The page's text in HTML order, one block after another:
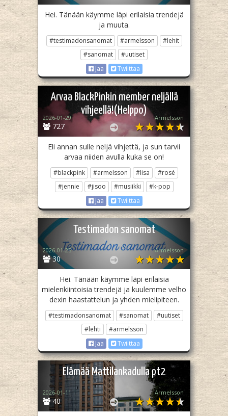
Hei. Tänään käymme läpi erilaisia trendejä
ja muuta.
#testimadonsanomat #armelsson
#lehit
#sanomat
#uutiset
Jaa
Twiittaa
Arvaa BlackPinkin member neljällä
vihjeellä!(Helppo)
727
2026-01-29 Armelsson
Eli annan sulle neljä vihjettä, ja sun tarvii
arvaa niiden avulla kuka se on!
#blackpink #armelsson #lisa
#rosé
#jennie
#jisoo #musiikki
#k-pop
Jaa
Twiittaa
Testimadon sanomat
30
2026-01-25 Armelsson
Hei. Tänään käymme läpi erilaisia
mielenkiintoisia trendejä ja kuulemme velho
dexin haastattelun ja yhden mielipiteen.
#testimadonsanomat #sanomat
#uutiset
#lehti
#armelsson
Jaa
Twiittaa
Elämää Mattilankadulla pt2
40
2026-01-11 Armelsson